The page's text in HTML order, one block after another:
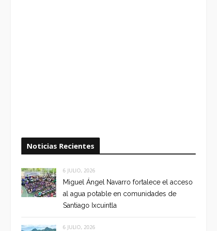
Noticias Recientes
6 JULIO, 2026
Miguel Ángel Navarro fortalece el acceso
al agua potable en comunidades de
Santiago Ixcuintla
6 JULIO, 2026